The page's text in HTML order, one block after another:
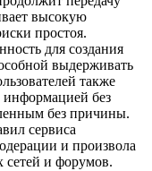
высокую
простоя.
для создания
выдерживать
также
информацией без
без причины.
сервиса
и произвола
сетей и форумов.